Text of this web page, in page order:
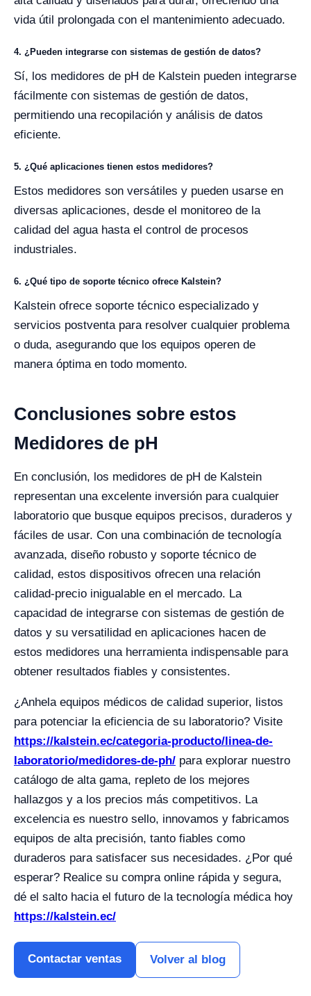
vida útil prolongada con el mantenimiento adecuado.
4. ¿Pueden integrarse con sistemas de gestión de datos?
Sí, los medidores de pH de Kalstein pueden integrarse
fácilmente con sistemas de gestión de datos,
permitiendo una recopilación y análisis de datos
eficiente.
5. ¿Qué aplicaciones tienen estos medidores?
Estos medidores son versátiles y pueden usarse en
diversas aplicaciones, desde el monitoreo de la
calidad del agua hasta el control de procesos
industriales.
6. ¿Qué tipo de soporte técnico ofrece Kalstein?
Kalstein ofrece soporte técnico especializado y
servicios postventa para resolver cualquier problema
o duda, asegurando que los equipos operen de
manera óptima en todo momento.
Conclusiones sobre estos
Medidores de pH
En conclusión, los medidores de pH de Kalstein
representan una excelente inversión para cualquier
laboratorio que busque equipos precisos, duraderos y
fáciles de usar. Con una combinación de tecnología
avanzada, diseño robusto y soporte técnico de
calidad, estos dispositivos ofrecen una relación
calidad-precio inigualable en el mercado. La
capacidad de integrarse con sistemas de gestión de
datos y su versatilidad en aplicaciones hacen de
estos medidores una herramienta indispensable para
obtener resultados fiables y consistentes.
¿Anhela equipos médicos de calidad superior, listos
para potenciar la eficiencia de su laboratorio? Visite
https://kalstein.ec/categoria-producto/linea-de-
laboratorio/medidores-de-ph/ para explorar nuestro
catálogo de alta gama, repleto de los mejores
hallazgos y a los precios más competitivos. La
excelencia es nuestro sello, innovamos y fabricamos
equipos de alta precisión, tanto fiables como
duraderos para satisfacer sus necesidades. ¿Por qué
esperar? Realice su compra online rápida y segura,
dé el salto hacia el futuro de la tecnología médica hoy
https://kalstein.ec/
Contactar ventas Volver al blog